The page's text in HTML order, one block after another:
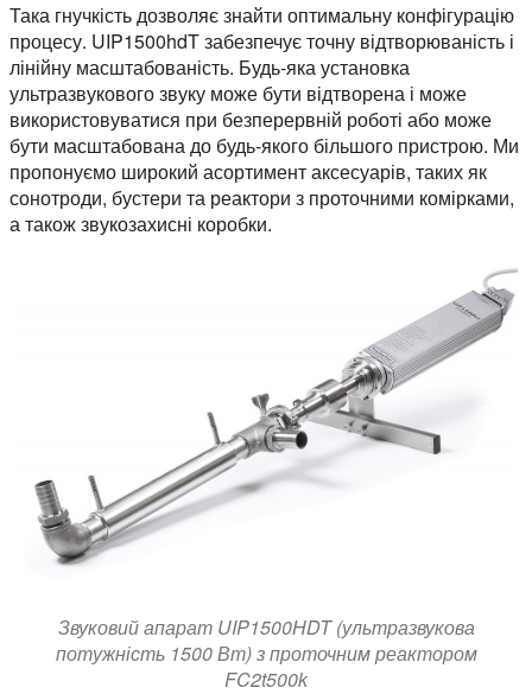
Така гнучкість дозволяє знайти оптимальну конфігурацію
процесу. UIP1500hdT забезпечує точну відтворюваність і
лінійну масштабованість. Будь-яка установка
ультразвукового звуку може бути відтворена і може
використовуватися при безперервній роботі або може
бути масштабована до будь-якого більшого пристрою. Ми
пропонуємо широкий асортимент аксесуарів, таких як
сонотроди, бустери та реактори з проточними комірками,
а також звукозахисні коробки.
Звуковий апарат UIP1500HDT (ультразвукова
потужність 1500 Вт) з проточним реактором
FC2t500k